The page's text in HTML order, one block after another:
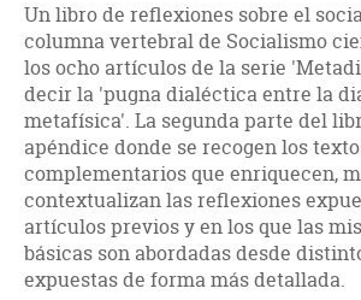
Un libro de reflexiones sobre el
columna vertebral de Socialismo
los ocho artículos de la serie
decir la 'pugna dialéctica entre la
metafísica'. La segunda parte del
apéndice donde se recogen los
complementarios que enriquecen,
contextualizan las reflexiones
artículos previos y en los que las
básicas son abordadas desde
expuestas de forma más detallada.